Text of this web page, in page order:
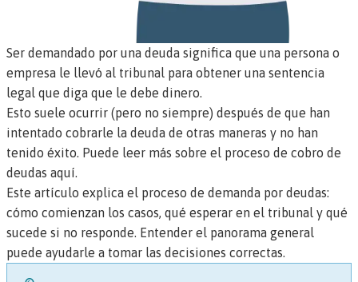
Ser demandado por una deuda significa que una persona o
empresa le llevó al tribunal para obtener una sentencia
legal que diga que le debe dinero.
Esto suele ocurrir (pero no siempre) después de que han
intentado cobrarle la deuda de otras maneras y no han
tenido éxito. Puede leer más sobre el proceso de cobro de
deudas aquí.
Este artículo explica el proceso de demanda por deudas:
cómo comienzan los casos, qué esperar en el tribunal y qué
sucede si no responde. Entender el panorama general
puede ayudarle a tomar las decisiones correctas.